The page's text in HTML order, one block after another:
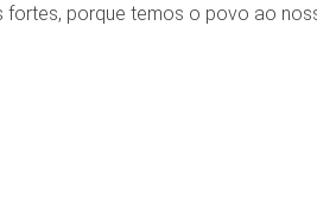
porque temos o povo ao